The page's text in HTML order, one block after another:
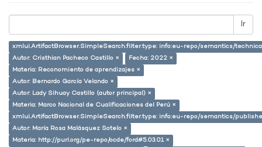
Ir
xmlui.ArtifactBrowser.SimpleSearch.filter.type: info:eu-repo/semantics/
Autor: Cristhian Pacheco Castillo ×
Fecha: 2022 ×
Materia: Reconomiento de aprendizajes ×
Autor: Bernardo García Velando ×
Autor: Lady Sihuay Castillo (autor principal) ×
Materia: Marco Nacional de Cualificaciones del Perú ×
xmlui.ArtifactBrowser.SimpleSearch.filter.type: info:eu-repo/semantics/
Autor: María Rosa Malásquez Sotelo ×
Materia: http://purl.org/pe-repo/ocde/ford#5.03.01 ×